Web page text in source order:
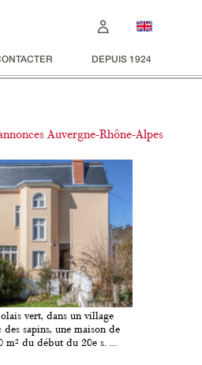
DEPUIS 1924
Auvergne-Rhône-Alpes
vert, dans un village
sapins, une maison de
m² du début du 20e s. ...